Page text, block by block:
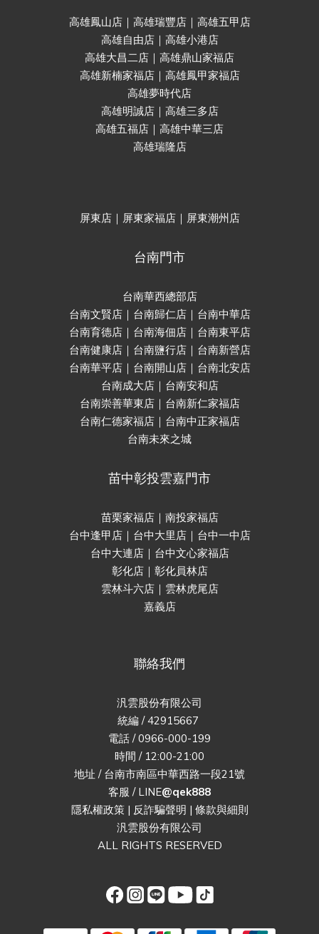
高雄鳳山店｜高雄瑞豐店｜高雄五甲店
高雄自由店｜高雄小港店
高雄大昌二店｜高雄鼎山家福店
高雄新楠家福店｜高雄鳳甲家福店
高雄夢時代店
高雄明誠店｜高雄三多店
高雄五福店｜高雄中華三店
高雄瑞隆店
屏東店｜屏東家福店｜屏東潮州店
台南門市
台南華西總部店
台南文賢店｜台南歸仁店｜台南中華店
台南育德店｜台南海佃店｜台南東平店
台南健康店｜台南鹽行店｜台南新營店
台南華平店｜台南開山店｜台南北安店
台南成大店｜台南安和店
台南崇善華東店｜台南新仁家福店
台南仁德家福店｜台南中正家福店
台南未來之城
苗中彰投雲嘉門市
苗栗家福店｜南投家福店
台中逢甲店｜台中大里店｜台中一中店
台中大連店｜台中文心家福店
彰化店｜彰化員林店
雲林斗六店｜雲林虎尾店
嘉義店
聯絡我們
汎雲股份有限公司
統編 / 42915667
電話 / 0966-000-199
時間 / 12:00-21:00
地址 / 台南市南區中華西路一段21號
客服 / LINE@qek888
隱私權政策| 反詐騙聲明 | 條款與細則
汎雲股份有限公司
ALL RIGHTS RESERVED